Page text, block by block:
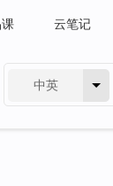
云笔记
中英